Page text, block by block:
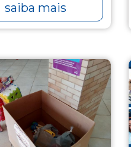
saiba mais